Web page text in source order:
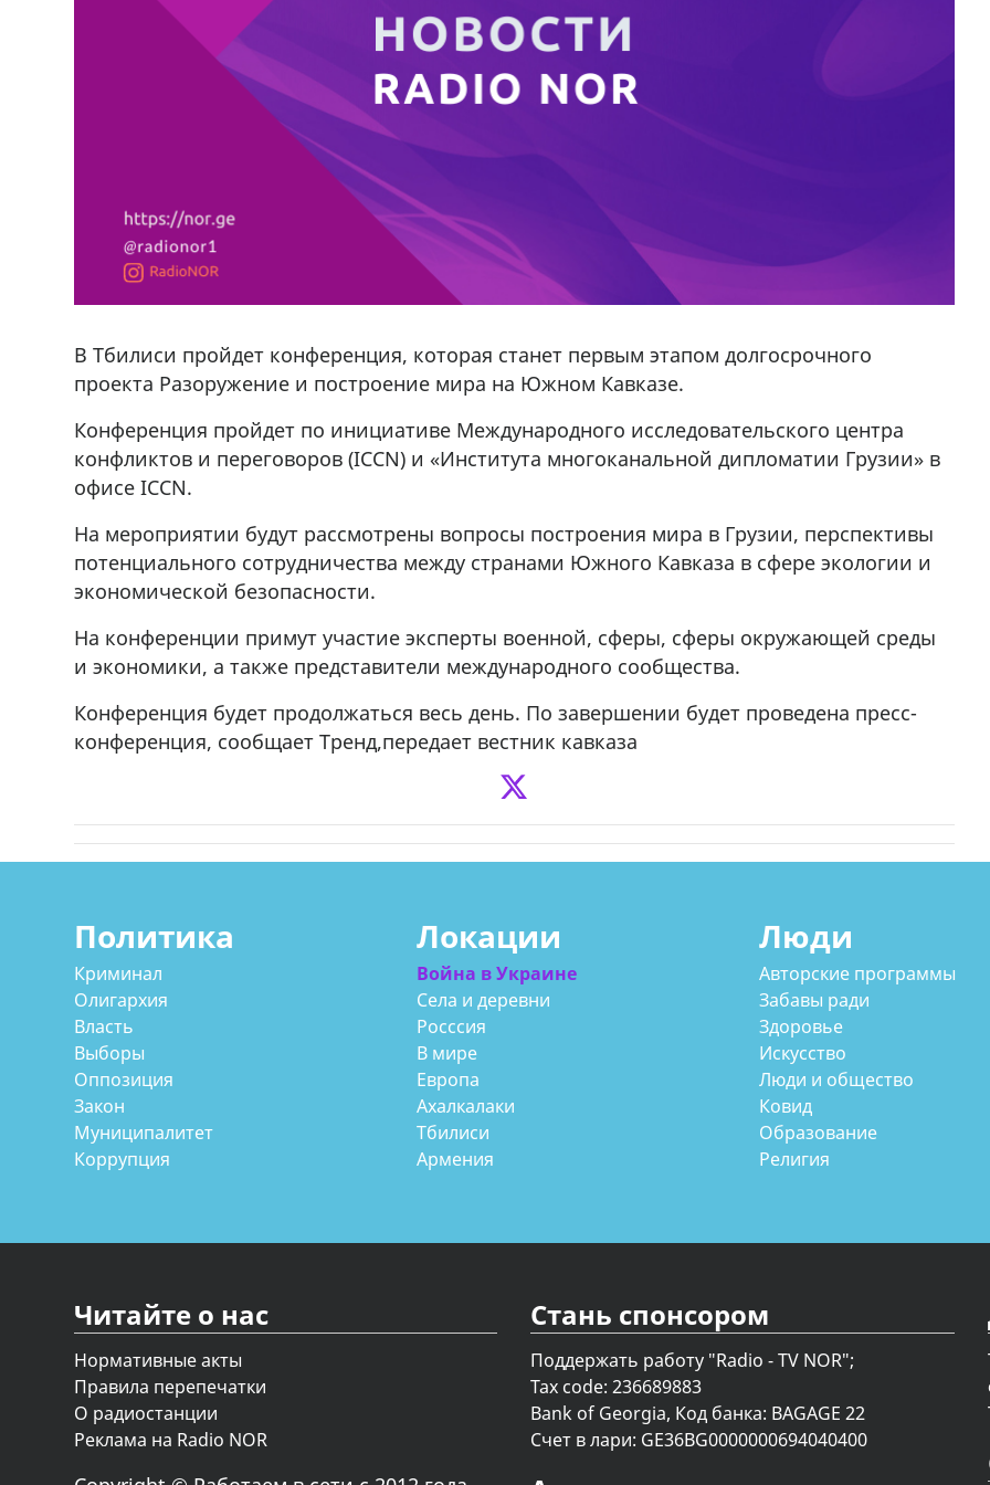
В Тбилиси пройдет конференция, которая станет первым этапом долгосрочного
проекта Разоружение и построение мира на Южном Кавказе.
Конференция пройдет по инициативе Международного исследовательского центра
конфликтов и переговоров (ICCN) и «Института многоканальной дипломатии Грузии» в
офисе ICCN.
На мероприятии будут рассмотрены вопросы построения мира в Грузии, перспективы
потенциального сотрудничества между странами Южного Кавказа в сфере экологии и
экономической безопасности.
На конференции примут участие эксперты военной, сферы, сферы окружающей среды
и экономики, а также представители международного сообщества.
Конференция будет продолжаться весь день. По завершении будет проведена пресс-
конференция, сообщает Тренд,передает вестник кавказа
Политика
Криминал
Олигархия
Власть
Выборы
Оппозиция
Закон
Муниципалитет
Коррупция
Локации
Война в Украине
Села и деревни
Росссия
В мире
Европа
Ахалкалаки
Тбилиси
Армения
Люди
Авторские программы
Забавы ради
Здоровье
Искусство
Люди и общество
Ковид
Образование
Религия
Читайте о нас
Нормативные акты
Правила перепечатки
О радиостанции
Реклама на Radio NOR
Стань спонсором
Поддержать работу "Radio - TV NOR";
Tax code: 236689883
Bank of Georgia, Код банка: BAGAGE 22
Счет в лари: GE36BG0000000694040400